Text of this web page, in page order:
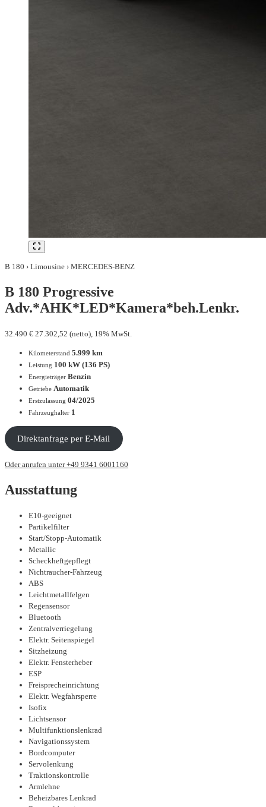
B 180 › Limousine › MERCEDES-BENZ
B 180 Progressive
Adv.*AHK*LED*Kamera*beh.Lenkr.
32.490 € 27.302,52 (netto), 19% MwSt.
Kilometerstand 5.999 km
Leistung 100 kW (136 PS)
Energieträger Benzin
Getriebe Automatik
Erstzulassung 04/2025
Fahrzeughalter 1
Direktanfrage per E-Mail
Oder anrufen unter +49 9341 6001160
Ausstattung
E10-geeignet
Partikelfilter
Start/Stopp-Automatik
Metallic
Scheckheftgepflegt
Nichtraucher-Fahrzeug
ABS
Leichtmetallfelgen
Regensensor
Bluetooth
Zentralverriegelung
Elektr. Seitenspiegel
Sitzheizung
Elektr. Fensterheber
ESP
Freisprecheinrichtung
Elektr. Wegfahrsperre
Isofix
Lichtsensor
Multifunktionslenkrad
Navigationssystem
Bordcomputer
Servolenkung
Traktionskontrolle
Armlehne
Beheizbares Lenkrad